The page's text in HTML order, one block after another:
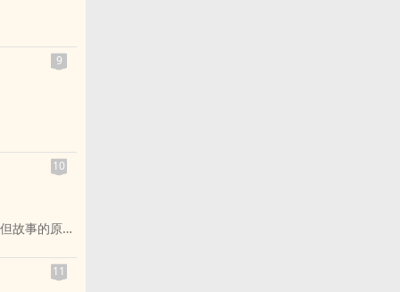
份馈赠能保
发了她的潜
」。
只为了一个
。
」所创造
位神秘病弱
的「小怪
待、深沉如
凛落
时间－－即
护自己，更
果没有意识
回的决策。
愿，也是为
。
羽翼渐丰，
，并且意外
备－－
自身陷入危
9
名为鹏。鹏
运则将徙于
10
故事的原版
办法杀掉自
伴下，踏上
11